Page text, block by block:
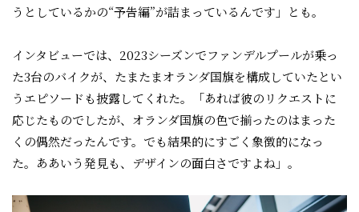
うとしているかの“予告編”が詰まっているんです」とも。
インタビューでは、2023シーズンでファンデルプールが乗っ
た3台のバイクが、たまたまオランダ国旗を構成していたとい
うエピソードも披露してくれた。「あれば彼のリクエストに
応じたものでしたが、オランダ国旗の色で揃ったのはまった
くの偶然だったんです。でも結果的にすごく象徴的になっ
た。ああいう発見も、デザインの面白さですよね」。